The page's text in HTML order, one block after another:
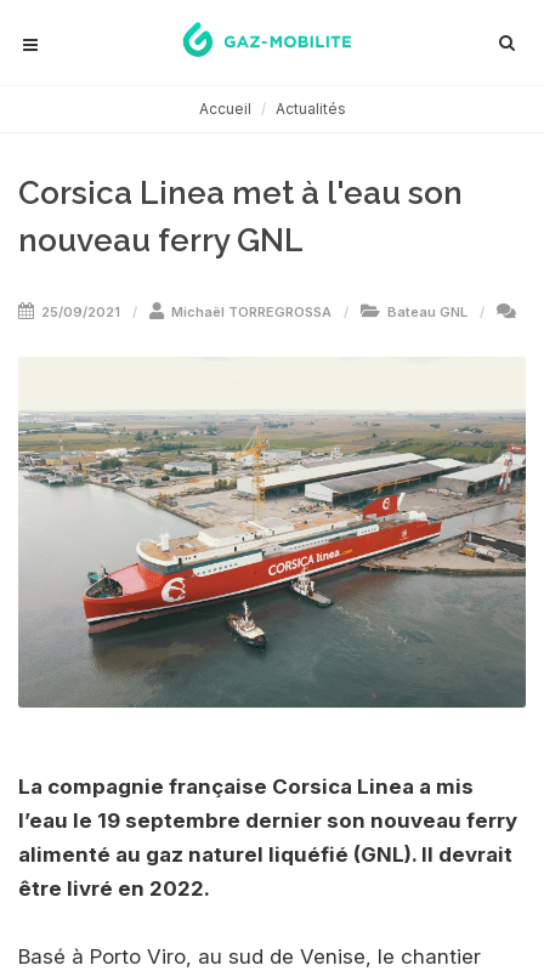
Accueil Actualités
Corsica Linea met à l'eau son
nouveau ferry GNL
25/09/2021 Michaël TORREGROSSA Bateau GNL
La compagnie française Corsica Linea a mis
l’eau le 19 septembre dernier son nouveau ferry
alimenté au gaz naturel liquéfié (GNL). Il devrait
être livré en 2022.
Basé à Porto Viro, au sud de Venise, le chantier